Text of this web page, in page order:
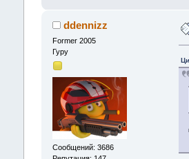
ddennizz
Former 2005
Гуру
Сообщений: 3686